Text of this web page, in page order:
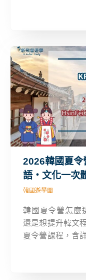
2026韓國夏令
語・文化一次
韓國遊學團
韓國夏令營怎麼
還是想提升韓文
夏令營課程，含